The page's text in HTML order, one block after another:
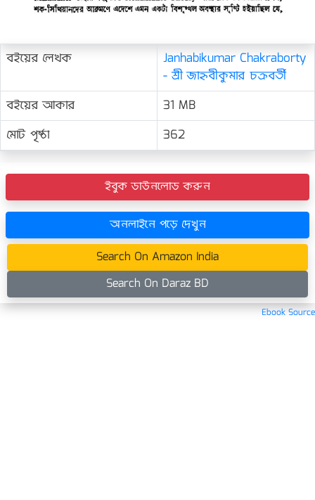
বইয়ের লেখক
Janhabikumar Chakraborty
- শ্রী জাহ্নবীকুমার চক্রবর্তী
বইয়ের আকার
31 MB
মোট পৃষ্ঠা
362
ইবুক ডাউনলোড করুন
অনলাইনে পড়ে দেখুন
Search On Amazon India
Search On Daraz BD
Ebook Source